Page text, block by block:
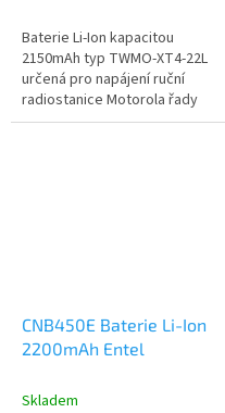
Baterie Li-Ion kapacitou
2150mAh typ TWMO-XT4-22L
určená pro napájení ruční
radiostanice Motorola řady
XT420, XT460.
CNB450E Baterie Li-Ion
2200mAh Entel
Skladem